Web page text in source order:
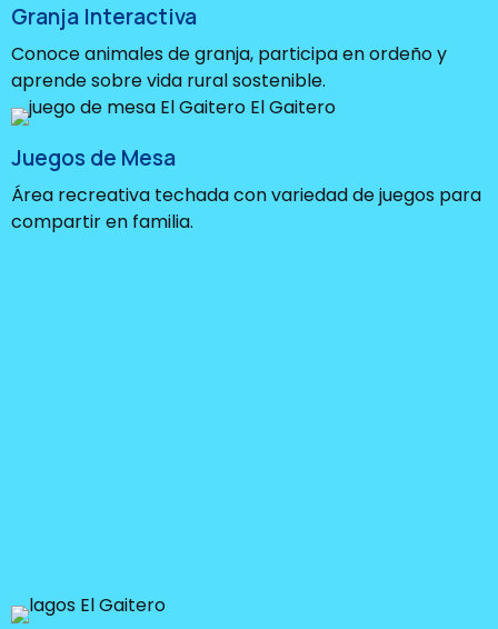
Granja Interactiva
Conoce animales de granja, participa en ordeño y
aprende sobre vida rural sostenible.
Juegos de Mesa
Área recreativa techada con variedad de juegos para
compartir en familia.